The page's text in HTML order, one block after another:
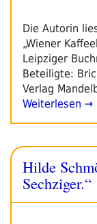
Die Autorin
„Wiener
Leipziger
Beteiligte:
Verlag
Weiterlesen →
Hilde
Sechziger.“